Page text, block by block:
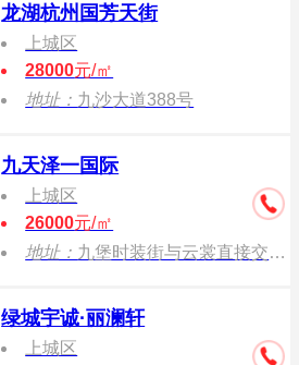
龙湖杭州国芳天街
上城区
28000元/㎡
地址： 九沙大道388号
九天泽一国际
上城区
26000元/㎡
地址： 九堡时装街与云裳直接交叉口
绿城宇诚·丽澜轩
上城区